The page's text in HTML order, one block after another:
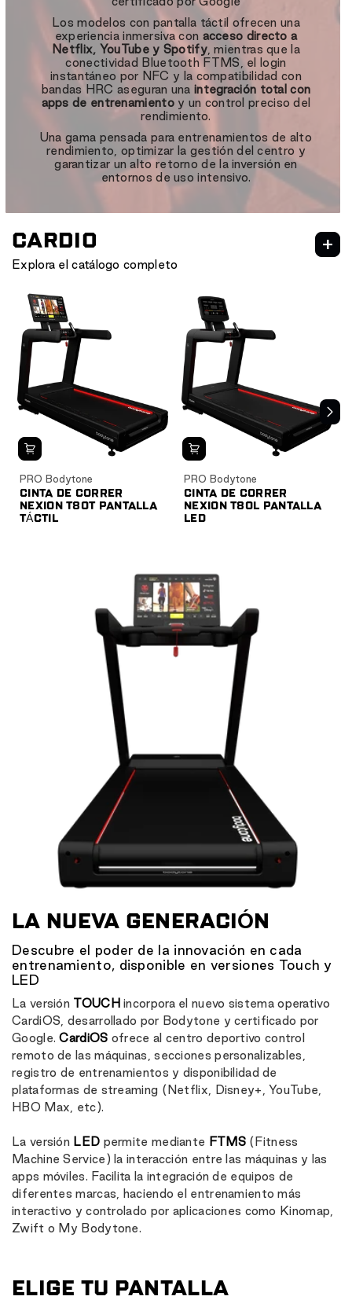
Los modelos con pantalla táctil ofrecen una
experiencia inmersiva con acceso directo a
Netflix, YouTube y Spotify, mientras que la
conectividad Bluetooth FTMS, el login
instantáneo por NFC y la compatibilidad con
bandas HRC aseguran una integración total con
apps de entrenamientoy un control preciso del
rendimiento.
Una gama pensada para entrenamientos de alto
rendimiento, optimizar la gestión del centro y
garantizar un alto retorno de la inversión en
entornos de uso intensivo.
Explora el catálogo completo
CARDIO
NEXION
CARDIO
CARDIO HIIT
PRO Bodytone
CINTA DE CORRER
NEXION T80T PANTALLA
TÁCTIL
PRO Bodytone
CINTA DE CORRER
NEXION T80L PANTALLA
LED
LA NUEVA GENERACIÓN
Descubre el poder de la innovación en cada
entrenamiento, disponible en versiones Touch y
LED
La versión TOUCH incorpora el nuevo sistema operativo
CardiOS, desarrollado por Bodytone y certificado por
Google.CardiOS ofrece al centro deportivo control
remoto de las máquinas, secciones personalizables,
registro de entrenamientos y disponibilidad de
plataformas de streaming (Netflix, Disney+, YouTube,
HBO Max, etc).
La versión LED permite mediante FTMS(Fitness
Machine Service) la interacción entre las máquinas y las
apps móviles. Facilita la integración de equipos de
diferentes marcas, haciendo el entrenamiento más
interactivo y controlado por aplicaciones como Kinomap,
Zwift o My Bodytone.
ELIGE TU PANTALLA